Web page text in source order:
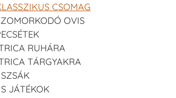
CSOMAG
OVIS
RUHÁRA
TÁRGYAKRA
JÁTÉKOK